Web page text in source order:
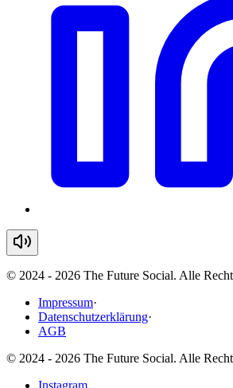
© 2024 - 2026 The Future Social. Alle
Impressum·
Datenschutzerklärung·
AGB
© 2024 - 2026 The Future Social. Alle